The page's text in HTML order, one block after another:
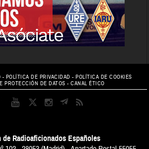
- POLÍTICA DE PRIVACIDAD -POLÍTICA DE COOKIES
PROTECCIÓN DE DATOS -CANAL ÉTICO
Radioaficionados Españoles